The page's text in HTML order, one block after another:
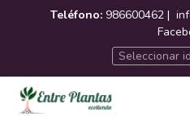
Teléfono: 986600462 |
Seleccionar